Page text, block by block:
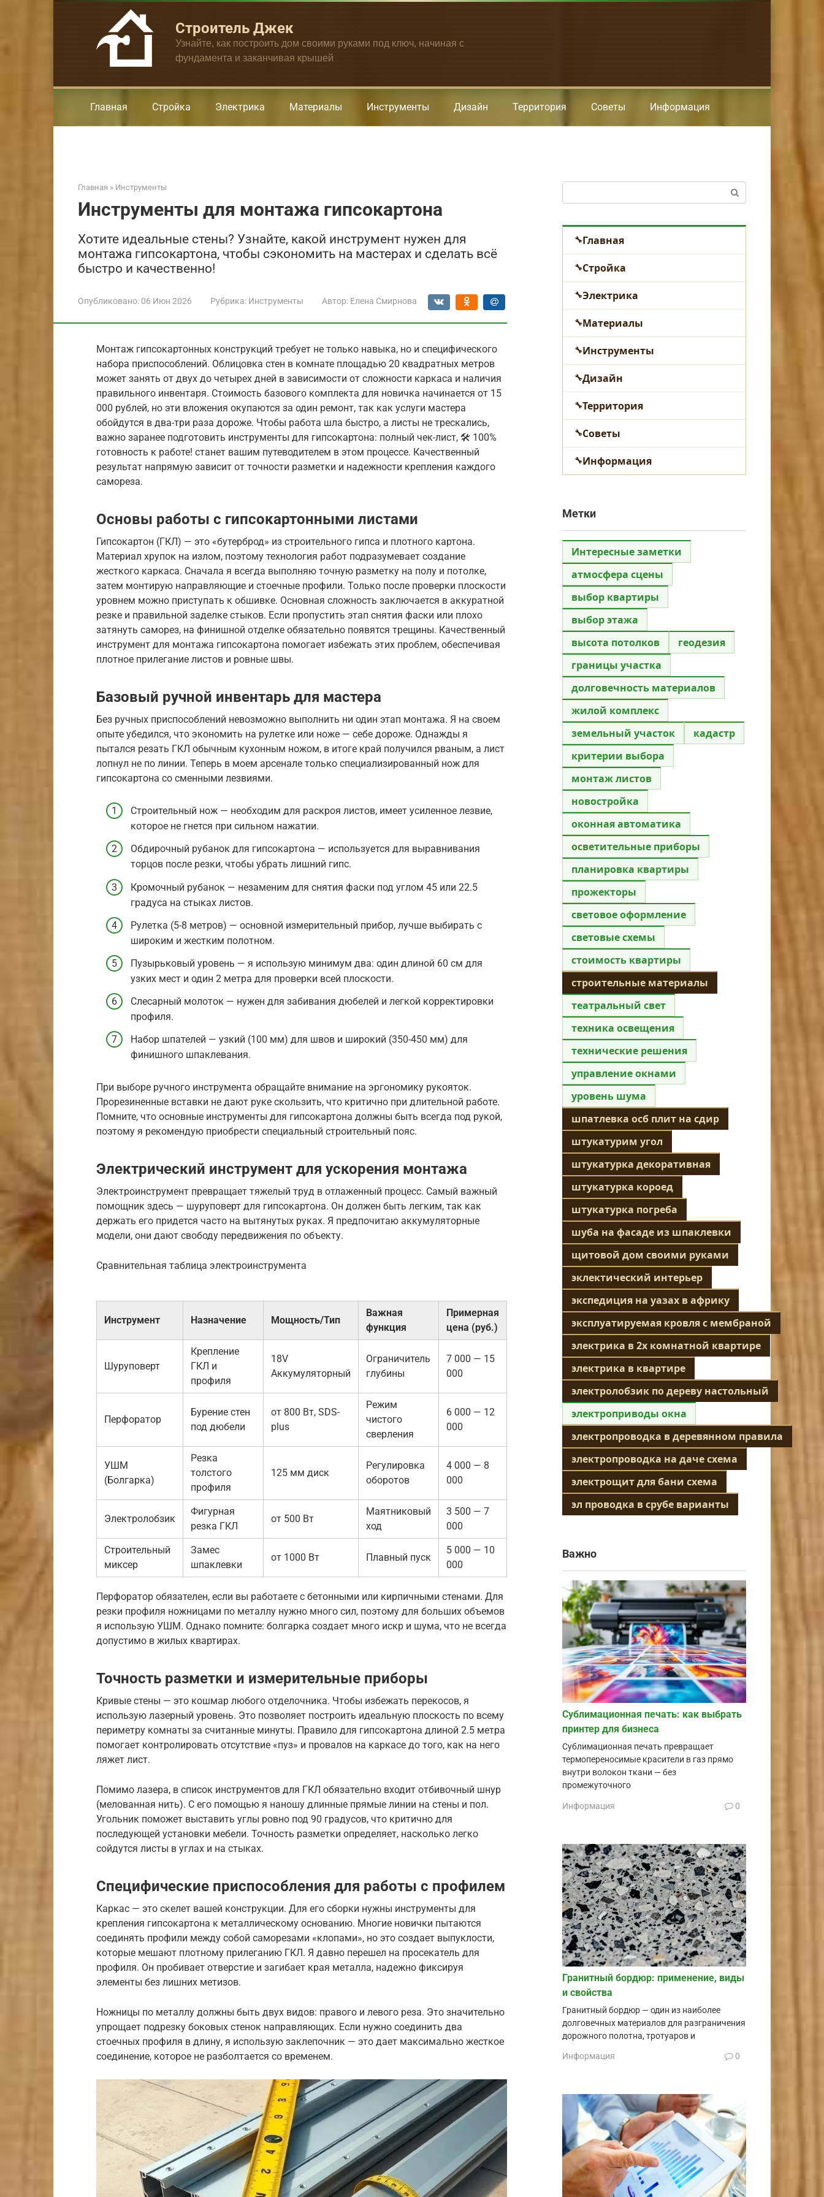
Строитель Джек
Узнайте, как построить дом своими руками под ключ, начиная с
фундамента и заканчивая крышей
Главная Стройка Электрика Материалы Инструменты Дизайн Территория Советы Информация
Главная » Инструменты
Инструменты для монтажа гипсокартона
Хотите идеальные стены? Узнайте, какой инструмент нужен для
монтажа гипсокартона, чтобы сэкономить на мастерах и сделать всё
быстро и качественно!
Опубликовано: 06 Июн 2026 Рубрика: Инструменты Автор: Елена Смирнова
Монтаж гипсокартонных конструкций требует не только навыка, но и специфического
набора приспособлений. Облицовка стен в комнате площадью 20 квадратных метров
может занять от двух до четырех дней в зависимости от сложности каркаса и наличия
правильного инвентаря. Стоимость базового комплекта для новичка начинается от 15
000 рублей, но эти вложения окупаются за один ремонт, так как услуги мастера
обойдутся в два-три раза дороже. Чтобы работа шла быстро, а листы не трескались,
важно заранее подготовить инструменты для гипсокартона: полный чек-лист, 🛠️ 100%
готовность к работе! станет вашим путеводителем в этом процессе. Качественный
результат напрямую зависит от точности разметки и надежности крепления каждого
самореза.
Основы работы с гипсокартонными листами
Гипсокартон (ГКЛ) — это «бутерброд» из строительного гипса и плотного картона.
Материал хрупок на излом, поэтому технология работ подразумевает создание
жесткого каркаса. Сначала я всегда выполняю точную разметку на полу и потолке,
затем монтирую направляющие и стоечные профили. Только после проверки плоскости
уровнем можно приступать к обшивке. Основная сложность заключается в аккуратной
резке и правильной заделке стыков. Если пропустить этап снятия фаски или плохо
затянуть саморез, на финишной отделке обязательно появятся трещины. Качественный
инструмент для монтажа гипсокартона помогает избежать этих проблем, обеспечивая
плотное прилегание листов и ровные швы.
Базовый ручной инвентарь для мастера
Без ручных приспособлений невозможно выполнить ни один этап монтажа. Я на своем
опыте убедился, что экономить на рулетке или ноже — себе дороже. Однажды я
пытался резать ГКЛ обычным кухонным ножом, в итоге край получился рваным, а лист
лопнул не по линии. Теперь в моем арсенале только специализированный нож для
гипсокартона со сменными лезвиями.
Строительный нож — необходим для раскроя листов, имеет усиленное лезвие,
которое не гнется при сильном нажатии.
Обдирочный рубанок для гипсокартона — используется для выравнивания
торцов после резки, чтобы убрать лишний гипс.
Кромочный рубанок — незаменим для снятия фаски под углом 45 или 22.5
градуса на стыках листов.
Рулетка (5-8 метров) — основной измерительный прибор, лучше выбирать с
широким и жестким полотном.
Пузырьковый уровень — я использую минимум два: один длиной 60 см для
узких мест и один 2 метра для проверки всей плоскости.
Слесарный молоток — нужен для забивания дюбелей и легкой корректировки
профиля.
Набор шпателей — узкий (100 мм) для швов и широкий (350-450 мм) для
финишного шпаклевания.
При выборе ручного инструмента обращайте внимание на эргономику рукояток.
Прорезиненные вставки не дают руке скользить, что критично при длительной работе.
Помните, что основные инструменты для гипсокартона должны быть всегда под рукой,
поэтому я рекомендую приобрести специальный строительный пояс.
Электрический инструмент для ускорения монтажа
Электроинструмент превращает тяжелый труд в отлаженный процесс. Самый важный
помощник здесь — шуруповерт для гипсокартона. Он должен быть легким, так как
держать его придется часто на вытянутых руках. Я предпочитаю аккумуляторные
модели, они дают свободу передвижения по объекту.
Сравнительная таблица электроинструмента
Инструмент Назначение Мощность/Тип
Важная
функция
Примерная
цена (руб.)
Шуруповерт
Крепление
ГКЛ и
профиля
18V
Аккумуляторный
Ограничитель
глубины
7 000 — 15
000
Перфоратор
Бурение стен
под дюбели
от 800 Вт, SDS-
plus
Режим
чистого
сверления
6 000 — 12
000
УШМ
(Болгарка)
Резка
толстого
профиля
125 мм диск
Регулировка
оборотов
4 000 — 8
000
Электролобзик
Фигурная
резка ГКЛ
от 500 Вт
Маятниковый
ход
3 500 — 7
000
Строительный
миксер
Замес
шпаклевки
от 1000 Вт Плавный пуск
5 000 — 10
000
Перфоратор обязателен, если вы работаете с бетонными или кирпичными стенами. Для
резки профиля ножницами по металлу нужно много сил, поэтому для больших объемов
я использую УШМ. Однако помните: болгарка создает много искр и шума, что не всегда
допустимо в жилых квартирах.
Точность разметки и измерительные приборы
Кривые стены — это кошмар любого отделочника. Чтобы избежать перекосов, я
использую лазерный уровень. Это позволяет построить идеальную плоскость по всему
периметру комнаты за считанные минуты. Правило для гипсокартона длиной 2.5 метра
помогает контролировать отсутствие «пуз» и провалов на каркасе до того, как на него
ляжет лист.
Помимо лазера, в список инструментов для ГКЛ обязательно входит отбивочный шнур
(мелованная нить). С его помощью я наношу длинные прямые линии на стены и пол.
Угольник поможет выставить углы ровно под 90 градусов, что критично для
последующей установки мебели. Точность разметки определяет, насколько легко
сойдутся листы в углах и на стыках.
Специфические приспособления для работы с профилем
Каркас — это скелет вашей конструкции. Для его сборки нужны инструменты для
крепления гипсокартона к металлическому основанию. Многие новички пытаются
соединять профили между собой саморезами «клопами», но это создает выпуклости,
которые мешают плотному прилеганию ГКЛ. Я давно перешел на просекатель для
профиля. Он пробивает отверстие и загибает края металла, надежно фиксируя
элементы без лишних метизов.
Ножницы по металлу должны быть двух видов: правого и левого реза. Это значительно
упрощает подрезку боковых стенок направляющих. Если нужно соединить два
стоечных профиля в длину, я использую заклепочник — это дает максимально жесткое
соединение, которое не разболтается со временем.
Главная
Стройка
Электрика
Материалы
Инструменты
Дизайн
Территория
Советы
Информация
Метки
Интересные заметки
атмосфера сцены
выбор квартиры
выбор этажа
высота потолков
геодезия
границы участка
долговечность материалов
жилой комплекс
земельный участок
кадастр
критерии выбора
монтаж листов
новостройка
оконная автоматика
осветительные приборы
планировка квартиры
прожекторы
световое оформление
световые схемы
стоимость квартиры
строительные материалы
театральный свет
техника освещения
технические решения
управление окнами
уровень шума
шпатлевка осб плит на сдир
штукатурим угол
штукатурка декоративная
штукатурка короед
штукатурка погреба
шуба на фасаде из шпаклевки
щитовой дом своими руками
эклектический интерьер
экспедиция на уазах в африку
эксплуатируемая кровля с мембраной
электрика в 2х комнатной квартире
электрика в квартире
электролобзик по дереву настольный
электроприводы окна
электропроводка в деревянном правила
электропроводка на даче схема
электрощит для бани схема
эл проводка в срубе варианты
Важно
Сублимационная печать: как выбрать
принтер для бизнеса
Сублимационная печать превращает
термопереносимые красители в газ прямо
внутри волокон ткани — без
промежуточного
Информация 0
Гранитный бордюр: применение, виды
и свойства
Гранитный бордюр — один из наиболее
долговечных материалов для разграничения
дорожного полотна, тротуаров и
Информация 0